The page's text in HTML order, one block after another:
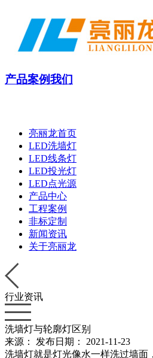
产品案例我们
亮丽龙首页
LED洗墙灯
LED线条灯
LED投光灯
LED点光源
产品中心
工程案例
非标定制
新闻资讯
关于亮丽龙
行业资讯
洗墙灯与轮廓灯区别
来源： 发布日期： 2021-11-23
洗墙灯就是灯光像水一样洗过墙面